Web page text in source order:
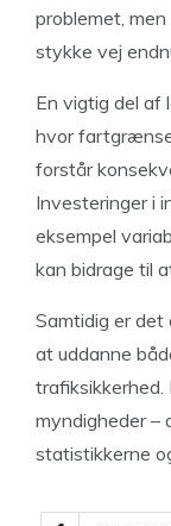
problemet,
stykke vej
En vigtig del af
hvor
forstår
Investeringer i
eksempel
kan bidrage til
Samtidig er
at uddanne
trafiksikkerhed.
myndigheder –
statistikkerne